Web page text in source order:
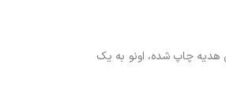
هدیه چاپ شده، اونو به یک